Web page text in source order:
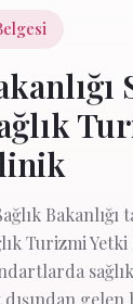
Turizmi
gelen